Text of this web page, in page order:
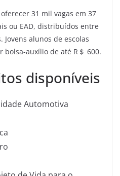
31 mil vagas em 37
ou EAD, distribuídos entre
alunos de escolas
auxílio de até R＄ 600.
disponíveis
Automotiva